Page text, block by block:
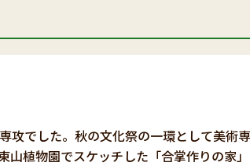
攻でした。秋の文化祭の一環として美術
山植物園でスケッチした「合掌作りの家